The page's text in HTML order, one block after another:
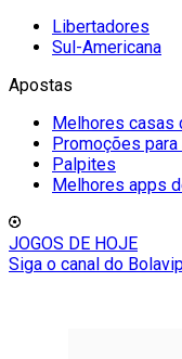
Libertadores
Sul-Americana
Apostas
Melhores casas
Promoções
Palpites
Melhores apps
JOGOS DE HOJE
Siga o canal do